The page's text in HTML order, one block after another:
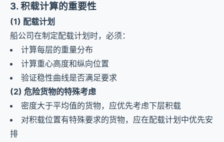
3. 积载计算的重要性
(1) 配载计划
船公司在制定配载计划时，必须：
计算每层的重量分布
计算重心高度和纵向位置
验证稳性曲线是否满足要求
(2) 危险货物的特殊考虑
密度大于平均值的货物，应优先考虑下层积载
对积载位置有特殊要求的货物，应在配载计划中优先安
排